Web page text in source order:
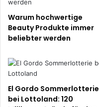
Warum hochwertige
Beauty Produkte immer
beliebter werden
El Gordo Sommerlotterie
bei Lottoland: 120